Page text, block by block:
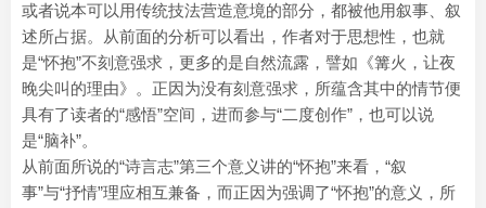
或者说本可以用传统技法营造意境的部分，都被他用叙事、叙
述所占据。从前面的分析可以看出，作者对于思想性，也就
是“怀抱”不刻意强求，更多的是自然流露，譬如《篝火，让夜
晚尖叫的理由》。正因为没有刻意强求，所蕴含其中的情节便
具有了读者的“感悟”空间，进而参与“二度创作”，也可以说
是“脑补”。
从前面所说的“诗言志”第三个意义讲的“怀抱”来看，“叙
事”与“抒情”理应相互兼备，而正因为强调了“怀抱”的意义，所